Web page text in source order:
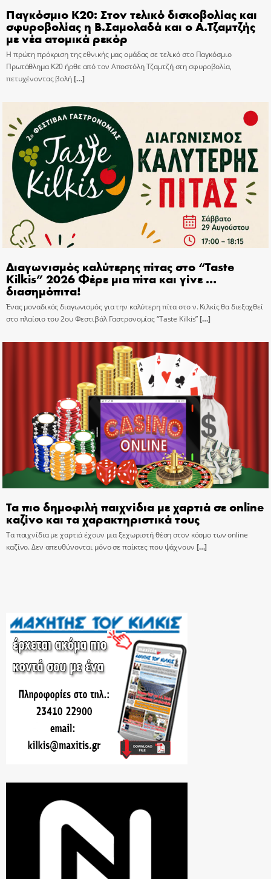
Παγκόσμιο Κ20: Στον τελικό δισκοβολίας και
σφυροβολίας η Β.Σαμολαδά και ο Α.Τζαμτζής
με νέα ατομικά ρεκόρ
Η πρώτη πρόκριση της εθνικής μας ομάδας σε τελικό στο Παγκόσμιο
Πρωτάθλημα Κ20 ήρθε από τον Αποστόλη Τζαμτζή στη σφυροβολία,
πετυχένοντας βολή[…]
Διαγωνισμός καλύτερης πίτας στο “Taste
Kilkis” 2026 Φέρε μια πίτα και γίνε …
διασημόπιτα!
Ένας μοναδικός διαγωνισμός για την καλύτερη πίτα στο ν. Κιλκίς θα διεξαχθεί
στο πλαίσιο του 2ου Φεστιβάλ Γαστρονομίας “Taste Kilkis”[…]
Τα πιο δημοφιλή παιχνίδια με χαρτιά σε online
καζίνο και τα χαρακτηριστικά τους
Τα παιχνίδια με χαρτιά έχουν μια ξεχωριστή θέση στον κόσμο των online
καζίνο. Δεν απευθύνονται μόνο σε παίκτες που ψάχνουν […]